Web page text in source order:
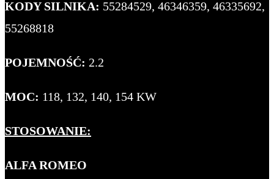
KODY SILNIKA: 55284529, 46346359, 46335692,
55268818
POJEMNOŚĆ: 2.2
MOC: 118, 132, 140, 154 KW
STOSOWANIE:
ALFA ROMEO